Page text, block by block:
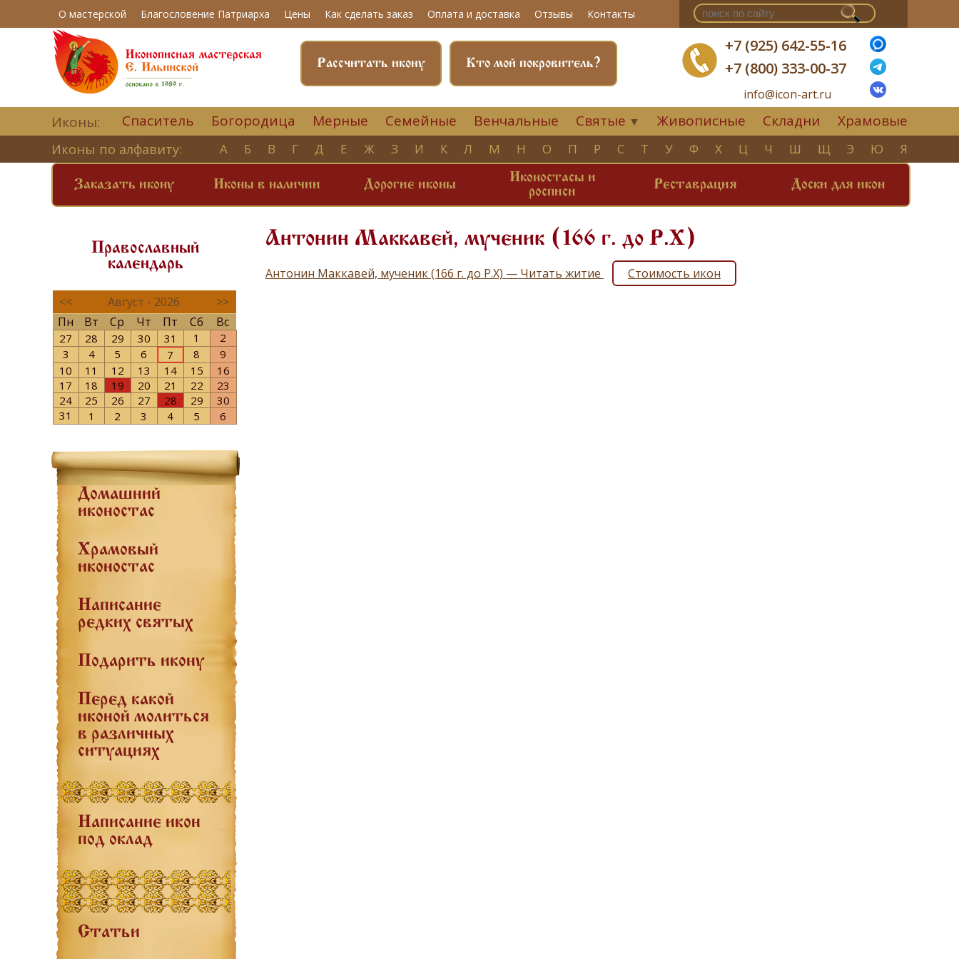
О мастерской Благословение Патриарха Цены Как сделать заказ Оплата и доставка Отзывы Контакты
+7 (925) 642-55-16
+7 (800) 333-00-37
info@icon-art.ru
Кто мой покровитель?
Рассчитать икону
Иконы: Спаситель Богородица Мерные Семейные Венчальные Святые ▼ Живописные Складни Храмовые
Иконы по алфавиту: А Б В Г Д Е Ж З И К Л М Н О П Р С Т У Ф Х Ц Ч Ш Щ Э Ю Я
Заказать икону Иконы в наличии Дорогие иконы
Иконостасы и
росписи
Реставрация Доски для икон
Православный
календарь
<< Август - 2026
>>
Пн
Вт Ср Чт Пт Сб Вс
27 28 29 30 31 1
2
3
4 5 6 7 8
9
10
11 12 13 14 15
16
17
18 19 20 21 22
23
24
25 26 27 28 29
30
31
1 2 3 4 5 6
Домашний
иконостас
Храмовый
иконостас
Написание
редких святых
Подарить икону
Перед какой
иконой молиться
в различных
ситуациях
Написание икон
под оклад
Статьи
Антонин Маккавей, мученик (166 г. до Р.Х)
Антонин Маккавей, мученик (166 г. до Р.Х) — Читать житие Стоимость икон